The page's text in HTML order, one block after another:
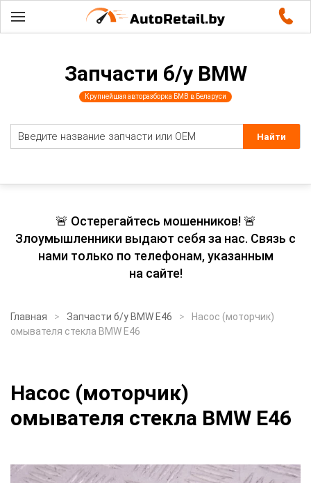
Запчасти б/у BMW
Крупнейшая авторазборка БМВ в Беларуси
🚨 Остерегайтесь мошенников! 🚨
Злоумышленники выдают себя за нас. Связь с
нами только по телефонам, указанным
на сайте!
Главная Запчасти б/у BMW E46
Насос (моторчик)
омывателя стекла BMW E46
Насос (моторчик)
омывателя стекла BMW E46